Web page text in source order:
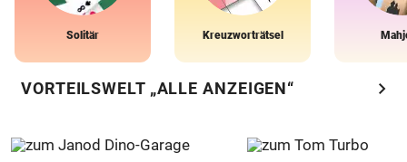
Solitär Kreuzworträtsel
VORTEILSWELT „ALLE ANZEIGEN“ chevron_right